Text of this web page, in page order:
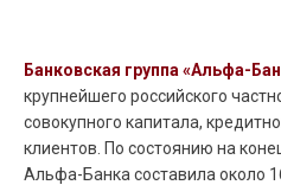
Банковская группа «Альфа-
крупнейшего российского
совокупного капитала,
клиентов. По состоянию на
Альфа-Банка составила около